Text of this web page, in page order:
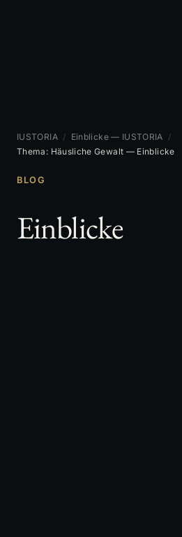
IUSTORIA / Einblicke — IUSTORIA /
Thema: Häusliche Gewalt — Einblicke
BLOG
Einblicke